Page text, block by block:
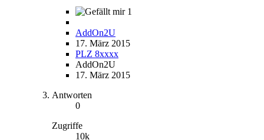
1
AddOn2U
17. März 2015
PLZ 8xxxx
AddOn2U
17. März 2015
Antworten
0
Zugriffe
10k